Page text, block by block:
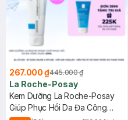
267.000 ₫445.000 ₫
La Roche-Posay
Kem Dưỡng La Roche-Posay
Giúp Phục Hồi Da Đa Công